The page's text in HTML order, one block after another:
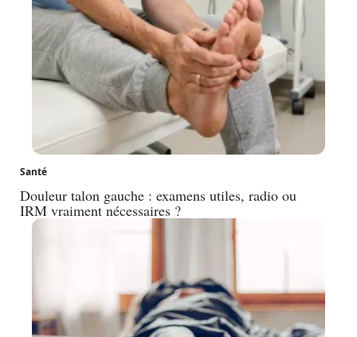
Santé
Douleur talon gauche : examens utiles, radio ou
IRM vraiment nécessaires ?